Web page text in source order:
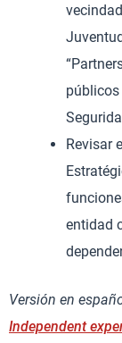
Revisar
entidad
Versión en
Independent